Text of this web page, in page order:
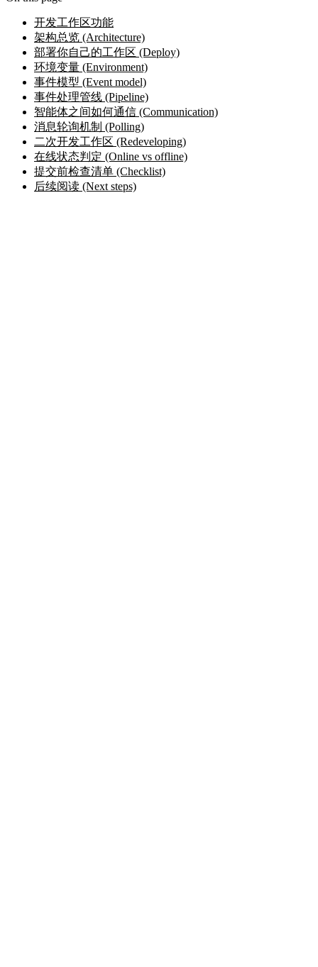
开发工作区功能
架构总览 (Architecture)
部署你自己的工作区 (Deploy)
环境变量 (Environment)
事件模型 (Event model)
事件处理管线 (Pipeline)
智能体之间如何通信 (Communication)
消息轮询机制 (Polling)
二次开发工作区 (Redeveloping)
在线状态判定 (Online vs offline)
提交前检查清单 (Checklist)
后续阅读 (Next steps)